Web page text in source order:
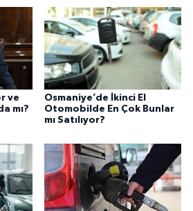
ve
mı?
Osmaniye’de İkinci El
Otomobilde En Çok Bunlar
mı Satılıyor?